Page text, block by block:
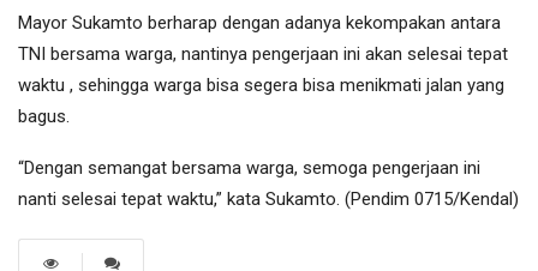
Mayor Sukamto berharap dengan adanya kekompakan antara
TNI bersama warga, nantinya pengerjaan ini akan selesai tepat
waktu , sehingga warga bisa segera bisa menikmati jalan yang
bagus.
“Dengan semangat bersama warga, semoga pengerjaan ini
nanti selesai tepat waktu,” kata Sukamto. (Pendim 0715/Kendal)